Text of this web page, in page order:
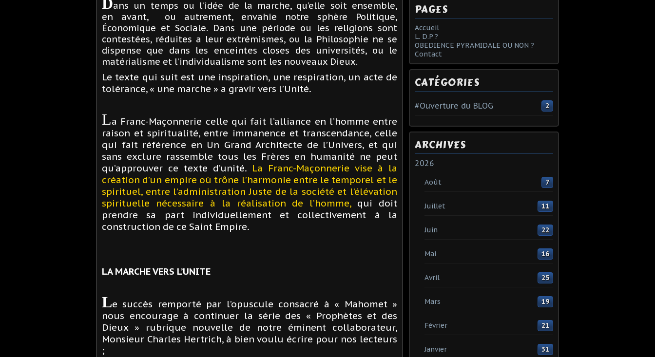
ans un temps ou l’idée de la marche, qu’elle soit ensemble,
en avant, ou autrement, envahie notre sphère Politique,
Économique et Sociale. Dans une période ou les religions sont
contestées, réduites a leur extrémismes, ou la Philosophie ne se
dispense que dans les enceintes closes des universités, ou le
matérialisme et l’individualisme sont les nouveaux Dieux.
Le texte qui suit est une inspiration, une respiration, un acte de
tolérance, « une marche » a gravir vers l’Unité.
La Franc-Maçonnerie celle qui fait l’alliance en l’homme entre
raison et spiritualité, entre immanence et transcendance, celle
qui fait référence en Un Grand Architecte de l’Univers, et qui
sans exclure rassemble tous les Frères en humanité ne peut
qu’approuver ce texte d’unité. La Franc-Maçonnerie vise à la
création d’un empire où trône l’harmonie entre le temporel et le
spirituel, entre l’administration Juste de la société et l’élévation
spirituelle nécessaire à la réalisation de l’homme,qui doit
prendre sa part individuellement et collectivement à la
construction de ce Saint Empire.
LA MARCHE VERS L’UNITE
Le succès remporté par l’opuscule consacré à « Mahomet »
nous encourage à continuer la série des « Prophètes et des
Dieux » rubrique nouvelle de notre éminent collaborateur,
Monsieur Charles Hertrich, à bien voulu écrire pour nos lecteurs
;
PAGES
Accueil
L. D.P ?
OBEDIENCE PYRAMIDALE OU NON ?
Contact
CATÉGORIES
#Ouverture du BLOG 2
ARCHIVES
2026
Août 7
Juillet 11
Juin 22
Mai 16
Avril 25
Mars 19
Février 21
Janvier 31